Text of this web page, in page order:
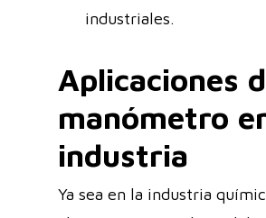
industriales.
Aplicaciones
manómetro
industria
Ya sea en la industria